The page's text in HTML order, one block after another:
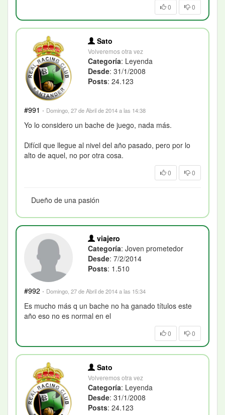
0 0
Sato
Volveremos otra vez
Categoría: Leyenda
Desde: 31/1/2008
Posts: 24.123
#991 · Domingo, 27 de Abril de 2014 a las 14:38
Yo lo considero un bache de juego, nada más.
Difícil que llegue al nivel del año pasado, pero por lo
alto de aquel, no por otra cosa.
0 0
Dueño de una pasión
viajero
Categoría: Joven prometedor
Desde: 7/2/2014
Posts: 1.510
#992 · Domingo, 27 de Abril de 2014 a las 15:34
Es mucho más q un bache no ha ganado títulos este
año eso no es normal en el
0 0
Sato
Volveremos otra vez
Categoría: Leyenda
Desde: 31/1/2008
Posts: 24.123